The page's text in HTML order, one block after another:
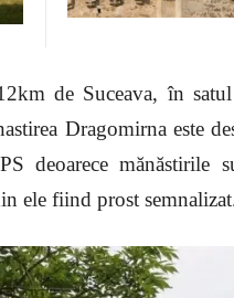
de Suceava, în
Dragomirna este
deoarece mănăstirile
ele fiind prost